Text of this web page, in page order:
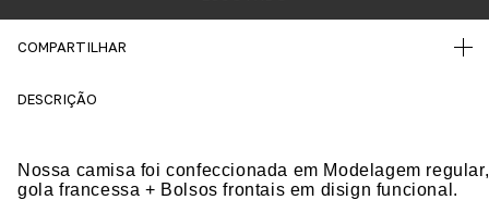
COMPARTILHAR
DESCRIÇÃO
Nossa camisa foi confeccionada em Modelagem
gola francessa + Bolsos frontais em disign funcional.